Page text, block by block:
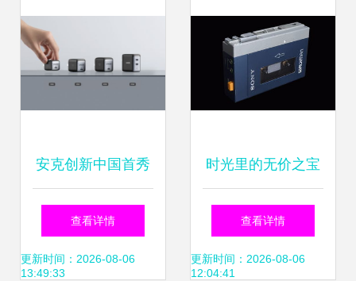
安克创新中国首秀
多款“黑科技”消费
电子产品重磅登
查看详情
更新时间：2026-08-06
13:49:33
时光里的无价之宝
那些“一个赛一
个”价值连城的古董
查看详情
更新时间：2026-08-06
12:04:41